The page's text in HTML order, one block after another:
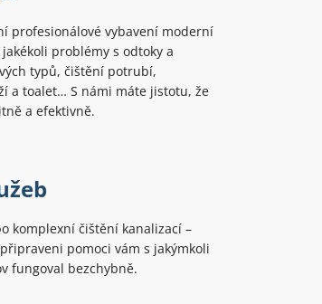
profesionálové vybavení moderní
problémy s odtoky a
typů, čištění potrubí,
a toalet… S námi máte jistotu, že
a efektivně.
komplexní čištění kanalizací –
pomoci vám s jakýmkoli
fungoval bezchybně.